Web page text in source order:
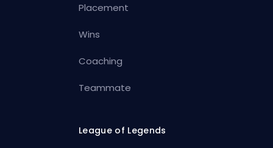
Placement
Wins
Coaching
Teammate
League of Legends